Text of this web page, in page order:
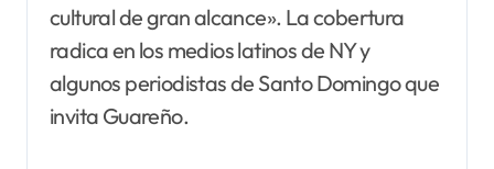
cultural de gran alcance». La cobertura
radica en los medios latinos de NY y
algunos periodistas de Santo Domingo que
invita Guareño.